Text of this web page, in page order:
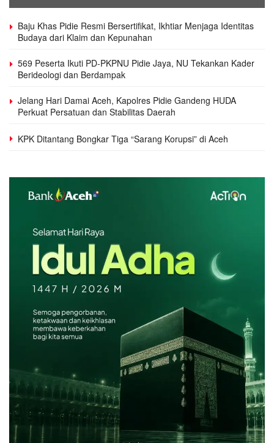
Baju Khas Pidie Resmi Bersertifikat, Ikhtiar Menjaga Identitas
Budaya dari Klaim dan Kepunahan
569 Peserta Ikuti PD-PKPNU Pidie Jaya, NU Tekankan Kader
Berideologi dan Berdampak
Jelang Hari Damai Aceh, Kapolres Pidie Gandeng HUDA
Perkuat Persatuan dan Stabilitas Daerah
KPK Ditantang Bongkar Tiga “Sarang Korupsi” di Aceh